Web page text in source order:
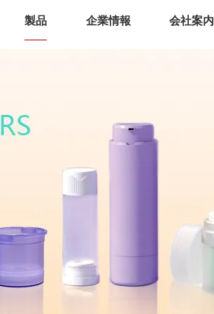
製品 企業情報 会社案内